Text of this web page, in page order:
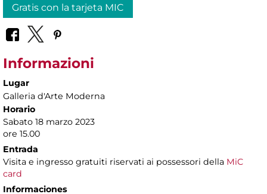
Gratis con la tarjeta MIC
Informazioni
Lugar
Galleria d'Arte Moderna
Horario
Sabato 18 marzo 2023
ore 15.00
Entrada
Visita e ingresso gratuiti riservati ai possessori della MiC
card
Informaciones